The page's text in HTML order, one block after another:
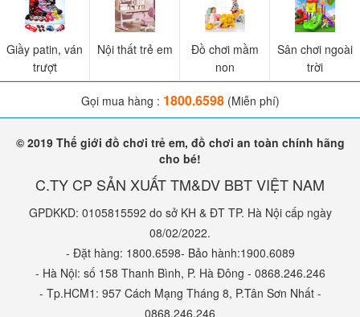
nhiều hơn mỗi ngày, tăng sức đề kháng, bé khỏe mạnh và
thông minh hơn.
Phần yên ngồi được thiết kế cong lượn cho bé ngồi vững và
êm hơn, chống thấm, chống trơn trượt.
Một số hình ảnh feedback
Tất cả đồ chơi cho bé tại babycuatoi.vn đều đã qua kiểm
định chất lượng, đảm bảo an toàn cho bé.
Giầy patin, ván
trượt
Nội thất trẻ em
Đồ chơi mầm
non
Sân chơi ngoài
trời
Gọi mua hàng : 1800.6598(Miễn phí)
© 2019 Thế giới đồ chơi trẻ em, đồ chơi an toàn chính hãng
cho bé!
C.TY CP SẢN XUẤT TM&DV BBT VIỆT NAM
GPDKKD: 0105815592 do sở KH & ĐT TP. Hà Nội cấp ngày
08/02/2022.
- Đặt hàng: 1800.6598- Bảo hành:1900.6089
- Hà Nội: số 158 Thanh Bình, P. Hà Đông - 0868.246.246
- Tp.HCM1: 957 Cách Mạng Tháng 8, P.Tân Sơn Nhất -
0868.246.246